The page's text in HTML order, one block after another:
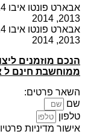
2013, 2014
2013, 2014
הנכם מוזמנים
ממוחשבת חינם ל
השאר פרטים:
שם
טלפון
אישור מדיניות